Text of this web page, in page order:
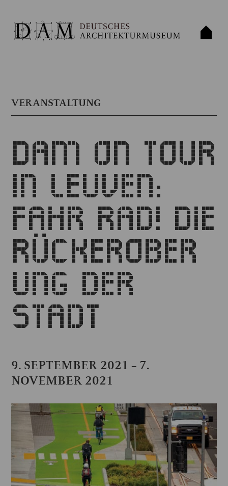
VERANSTALTUNG
DAM ON TOUR
IN LEUVEN:
FAHR RAD! DIE
RÜCKEROBER
UNG DER
STADT
9. SEPTEMBER 2021 – 7.
NOVEMBER 2021